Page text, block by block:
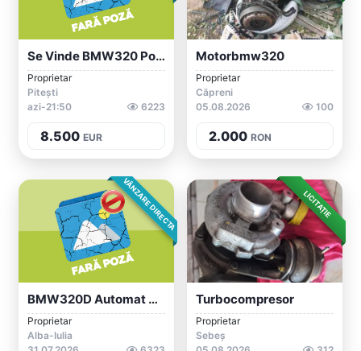
Se Vinde BMW320 Power Tuning Sport
Proprietar
Pitești
azi-21:50
6223
8.500 EUR
Motorbmw320
Proprietar
Căpreni
05.08.2026
100
2.000 RON
VÂNZARE DIRECTA
BMW320D Automat 8+1
Proprietar
Alba-Iulia
LICITAȚIE
Turbocompresor
Proprietar
Sebeș